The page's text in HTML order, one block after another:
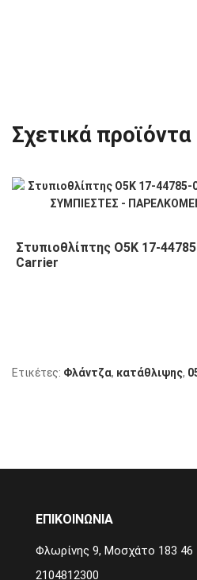
Σχετικά προϊόντα
Στυπιοθλίπτης Ο5Κ 17-
Carrier
Ετικέτες: Φλάντζα, κατάθλιψης,
ΕΠΙΚΟΙΝΩΝΙΑ
Φλωρίνης 9, Μοσχάτο 183 46
2104812300